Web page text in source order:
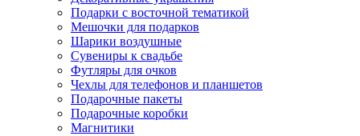
Подарки с восточной тематикой
Мешочки для подарков
Шарики воздушные
Сувениры к свадьбе
Футляры для очков
Чехлы для телефонов и планшетов
Подарочные пакеты
Подарочные коробки
Магнитики